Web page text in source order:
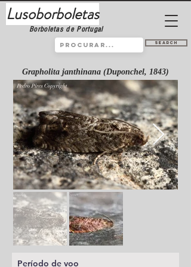
Lusoborboletas
Borboletas de Portugal
Search
Grapholita janthinana (Duponchel, 1843)
Período de voo